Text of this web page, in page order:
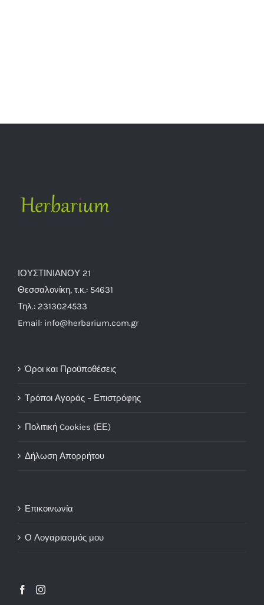
ΙΟΥΣΤΙΝΙΑΝΟΥ 21
Θεσσαλονίκη, τ.κ.: 54631
Τηλ.: 2313024533
Email: info@herbarium.com.gr
Όροι και Προϋποθέσεις
Τρόποι Αγοράς – Επιστρόφης
Πολιτική Cookies (ΕΕ)
Δήλωση Απορρήτου
Επικοινωνία
Ο Λογαριασμός μου